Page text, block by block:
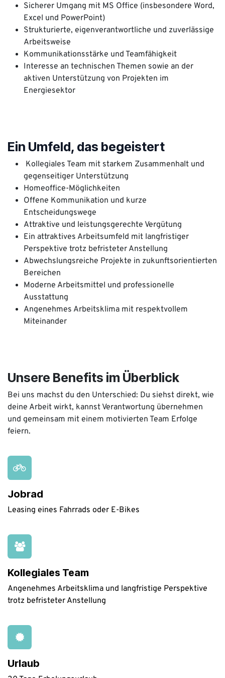
Sicherer Umgang mit MS Office (insbesondere Word,
Excel und PowerPoint)
Strukturierte, eigenverantwortliche und zuverlässige
Arbeitsweise
Kommunikationsstärke und Teamfähigkeit
Interesse an technischen Themen sowie an der
aktiven Unterstützung von Projekten im
Energiesektor
Jobrad
Leasing eines Fahrrads oder E-Bikes
Kollegiales Team
Angenehmes Arbeitsklima und langfristige Perspektive
trotz befristeter Anstellung
Urlaub
Unsere Benefits im Überblick
Bei uns machst du den Unterschied: Du siehst direkt, wie
deine Arbeit wirkt, kannst Verantwortung übernehmen
und gemeinsam mit einem motivierten Team Erfolge
feiern.
Ein Umfeld, das begeistert
Kollegiales Team mit starkem Zusammenhalt und
gegenseitiger Unterstützung
Homeoffice-Möglichkeiten
Offene Kommunikation und kurze
Entscheidungswege
Attraktive und leistungsgerechte Vergütung
Ein attraktives Arbeitsumfeld mit langfristiger
Perspektive trotz befristeter Anstellung
Abwechslungsreiche Projekte in zukunftsorientierten
Bereichen
Moderne Arbeitsmittel und professionelle
Ausstattung
Angenehmes Arbeitsklima mit respektvollem
Miteinander